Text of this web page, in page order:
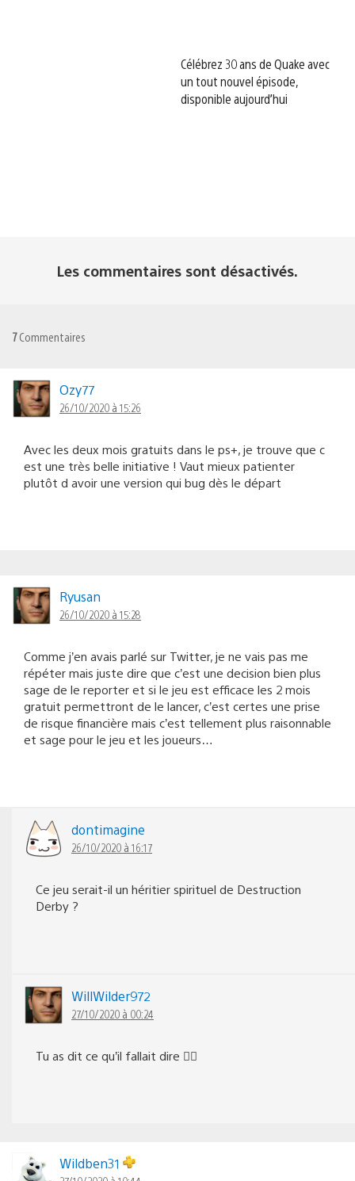
Célébrez 30 ans de Quake avec
un tout nouvel épisode,
disponible aujourd’hui
Les commentaires sont désactivés.
7Commentaires
Ozy77
26/10/2020 à 15:26
Avec les deux mois gratuits dans le ps+, je trouve que c
est une très belle initiative ! Vaut mieux patienter
plutôt d avoir une version qui bug dès le départ
Ryusan
26/10/2020 à 15:28
Comme j’en avais parlé sur Twitter, je ne vais pas me
répéter mais juste dire que c’est une decision bien plus
sage de le reporter et si le jeu est efficace les 2 mois
gratuit permettront de le lancer, c’est certes une prise
de risque financière mais c’est tellement plus raisonnable
et sage pour le jeu et les joueurs…
dontimagine
26/10/2020 à 16:17
Ce jeu serait-il un héritier spirituel de Destruction
Derby ?
WillWilder972
27/10/2020 à 00:24
Tu as dit ce qu’il fallait dire 👍🏽
Wildben31